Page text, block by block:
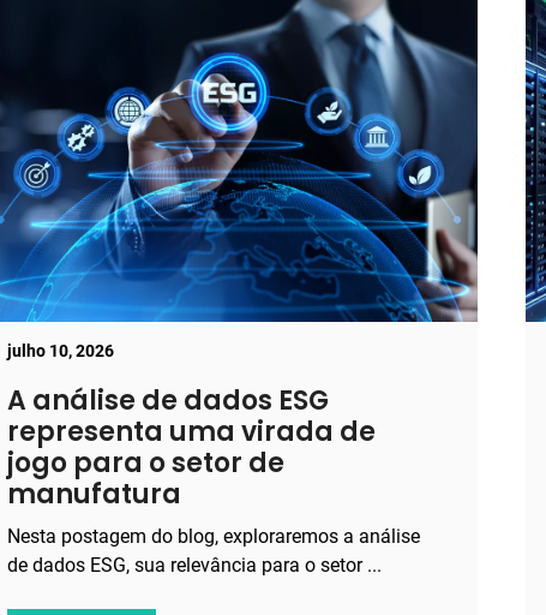
julho 10, 2026
A análise de dados ESG
representa uma virada de
jogo para o setor de
manufatura
Nesta postagem do blog, exploraremos a análise
de dados ESG, sua relevância para o setor ...